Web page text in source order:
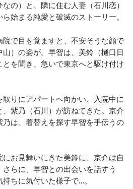
の）と、隣に住む人妻（石川恋）
始まる純愛と破滅のストーリー。
で目を覚ますと、不安そうな顔で
）の姿が。早智は、美鈴（樋口日
を聞き、急いで東京へと駆け付け
りにアパートへ向かい、入院中に
紫乃（石川）が訪ねてきた。京介
は、着替えを探す早智を手伝うの
お見舞いにきた美鈴に、京介は自
らに、早智との出会いを話すう
ちに気付いた様子で…。